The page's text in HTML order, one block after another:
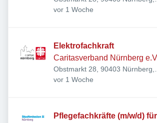
Deutschland
Veröffentlicht
vor 1 Woche
Elektrofachkraft
Caritasverband Nürnberg
Obstmarkt 28, 90403 Nürnberg,
Deutschland
Veröffentlicht
vor 1 Woche
Pflegefachkräfte (m/w/d)